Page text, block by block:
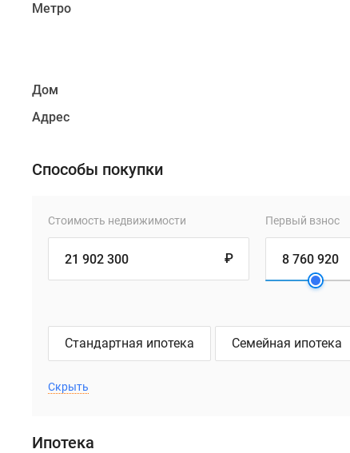
Метро
Дом
Адрес
Способы покупки
Стоимость недвижимости
₽
Первый взнос
Стандартная ипотека Семейная ипотека
Скрыть
Ипотека